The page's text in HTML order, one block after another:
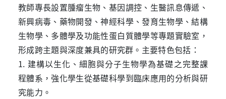
教師專長設置腫瘤生物、基因調控、生醫訊息傳遞、
新興病毒、藥物開發、神經科學、發育生物學、結構
生物學、多體學及功能性蛋白質體學等專題實驗室，
形成跨主題與深度兼具的研究群。主要特色包括：
1. 建構以生化、細胞與分子生物學為基礎之完整課
程體系，強化學生從基礎科學到臨床應用的分析與研
究能力。